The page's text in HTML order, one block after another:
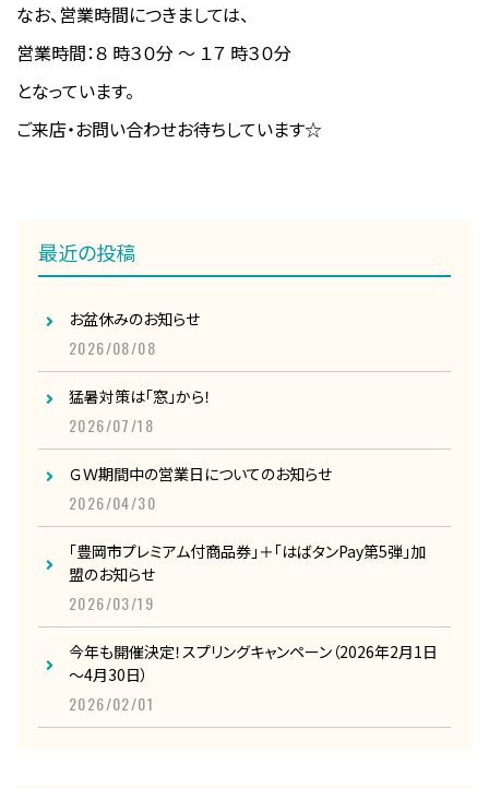
なお、営業時間につきましては、
営業時間：８ 時３０分 ～ １７ 時３０分
となっています。
ご来店・お問い合わせお待ちしています☆
最近の投稿
お盆休みのお知らせ
2026/08/08
猛暑対策は「窓」から！
2026/07/18
ＧＷ期間中の営業日についてのお知らせ
2026/04/30
「豊岡市プレミアム付商品券」＋「はばタンPay第5弾」加
盟のお知らせ
2026/03/19
今年も開催決定！スプリングキャンペーン（2026年2月1日
～4月30日）
2026/02/01